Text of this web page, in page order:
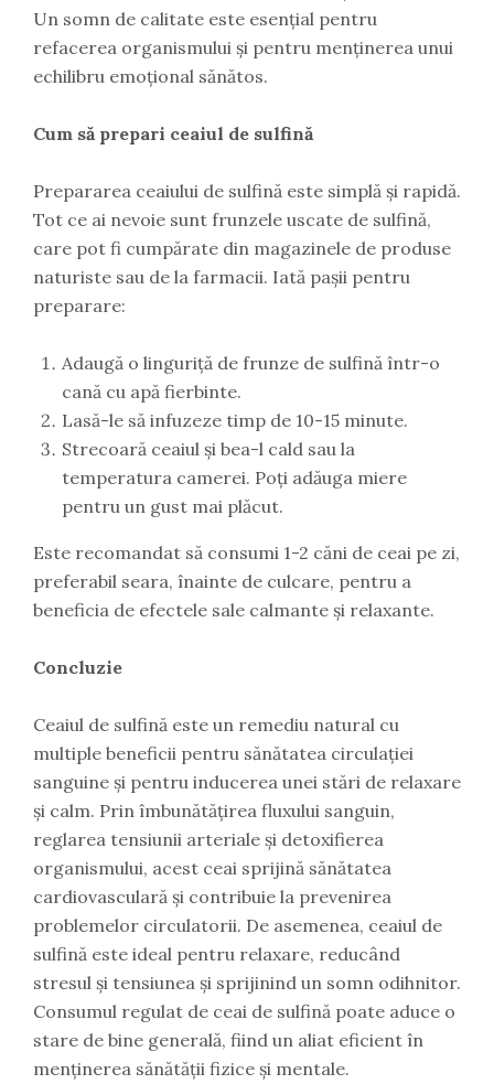
Un somn de calitate este esențial pentru
refacerea organismului și pentru menținerea unui
echilibru emoțional sănătos.
Cum să prepari ceaiul de sulfină
Prepararea ceaiului de sulfină este simplă și rapidă.
Tot ce ai nevoie sunt frunzele uscate de sulfină,
care pot fi cumpărate din magazinele de produse
naturiste sau de la farmacii. Iată pașii pentru
preparare:
Adaugă o linguriță de frunze de sulfină într-o
cană cu apă fierbinte.
Lasă-le să infuzeze timp de 10-15 minute.
Strecoară ceaiul și bea-l cald sau la
temperatura camerei. Poți adăuga miere
pentru un gust mai plăcut.
Este recomandat să consumi 1-2 căni de ceai pe zi,
preferabil seara, înainte de culcare, pentru a
beneficia de efectele sale calmante și relaxante.
Concluzie
Ceaiul de sulfină este un remediu natural cu
multiple beneficii pentru sănătatea circulației
sanguine și pentru inducerea unei stări de relaxare
și calm. Prin îmbunătățirea fluxului sanguin,
reglarea tensiunii arteriale și detoxifierea
organismului, acest ceai sprijină sănătatea
cardiovasculară și contribuie la prevenirea
problemelor circulatorii. De asemenea, ceaiul de
sulfină este ideal pentru relaxare, reducând
stresul și tensiunea și sprijinind un somn odihnitor.
Consumul regulat de ceai de sulfină poate aduce o
stare de bine generală, fiind un aliat eficient în
menținerea sănătății fizice și mentale.